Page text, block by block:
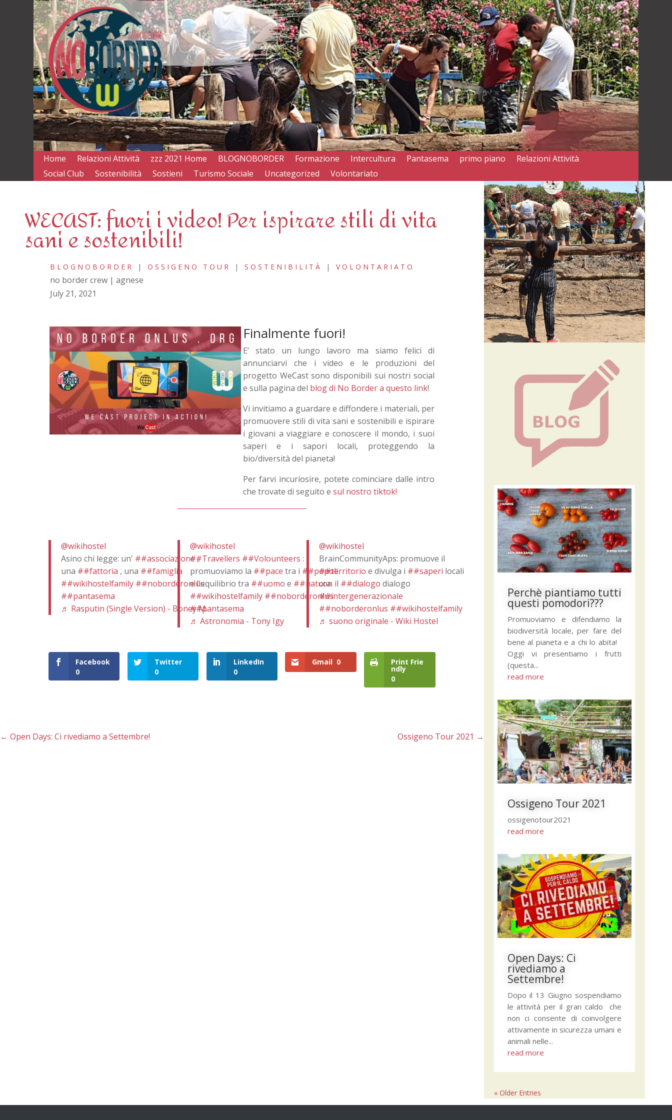
Home Relazioni Attività zzz 2021 Home BLOGNOBORDER Formazione Intercultura Pantasema primo piano
Relazioni Attività
Social Club
Sostenibilità Sostieni Turismo Sociale Uncategorized Volontariato
WECAST: fuori i video! Per ispirare stili di vita
sani e sostenibili!
BLOGNOBORDER | OSSIGENO TOUR | SOSTENIBILITÀ | VOLONTARIATO
no border crew | agnese
July 21, 2021
Finalmente fuori!
E’ stato un lungo lavoro ma siamo felici di
annunciarvi che i video e le produzioni del
progetto WeCast sono disponibili sui nostri social
e sulla pagina del blog di No Border a questo link!
Vi invitiamo a guardare e diffondere i materiali, per
promuovere stili di vita sani e sostenibili e ispirare
i giovani a viaggiare e conoscere il mondo, i suoi
saperi e i sapori locali, proteggendo la
bio/diversità del pianeta!
Per farvi incuriosire, potete cominciare dalle intro
che trovate di seguito e sul nostro tiktok!
@wikihostel
Asino chi legge: un' ##associazione,
una ##fattoria , una ##famiglia
##wikihostelfamily ##noborderonlus
##pantasema
♬ Rasputin (Single Version) - Boney M.
@wikihostel
##Travellers ##Volounteers :
promuoviamo la ##pace tra i ##popoli
e l'equilibrio tra ##uomo e ##natura
##wikihostelfamily ##noborderonlus
##pantasema
♬ Astronomia - Tony Igy
@wikihostel
BrainCommunityAps: promuove il
##territorio e divulga i ##saperi locali
con il ##dialogo dialogo
##intergenerazionale
##noborderonlus ##wikihostelfamily
♬ suono originale - Wiki Hostel
Facebook
0
Twitter
0
LinkedIn
0
Gmail 0 Print Frie
ndly
0
← Open Days: Ci rivediamo a Settembre! Ossigeno Tour 2021 →
Perchè piantiamo tutti
questi pomodori???
Promuoviamo e difendiamo la
biodiversità locale, per fare del
bene al pianeta e a chi lo abita!
Oggi vi presentiamo i frutti
(questa...
read more
Ossigeno Tour 2021
ossigenotour2021
read more
Open Days: Ci
rivediamo a
Settembre!
Dopo il 13 Giugno sospendiamo
le attività per il gran caldo che
non ci consente di coinvolgere
attivamente in sicurezza umani e
animali nelle...
read more
« Older Entries